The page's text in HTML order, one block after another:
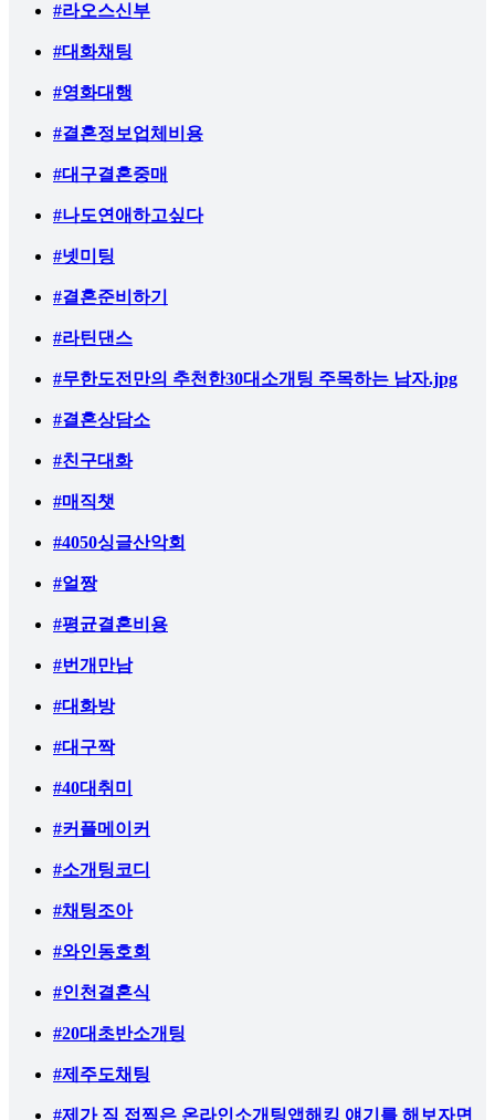
#라오스신부
#대화채팅
#영화대행
#결혼정보업체비용
#대구결혼중매
#나도연애하고싶다
#넷미팅
#결혼준비하기
#라틴댄스
#무한도전만의 추천한30대소개팅 주목하는 남자.jpg
#결혼상담소
#친구대화
#매직챗
#4050싱글산악회
#얼짱
#평균결혼비용
#번개만남
#대화방
#대구짝
#40대취미
#커플메이커
#소개팅코디
#채팅조아
#와인동호회
#인천결혼식
#20대초반소개팅
#제주도채팅
#제가 직 접찍은 온라인소개팅앱해킹 얘기를 해보자면